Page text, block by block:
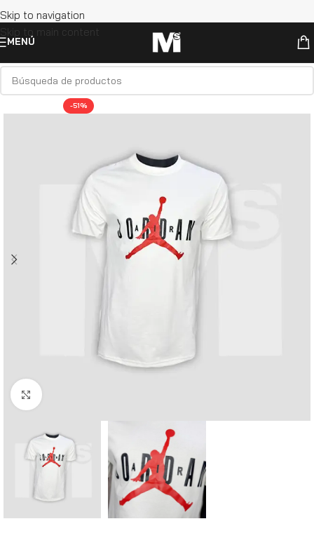
Skip to navigation
Skip to main content
MENÚ
-51%
Haga Click para agrandar